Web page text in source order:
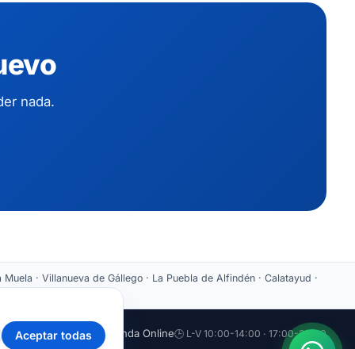
nada.
· Villanueva de Gállego · La Puebla de Alfindén · Calatayud ·
🛒 Tienda Online🕒 L-V 10:00-14:00 · 17:00-20:00
Aceptar todas